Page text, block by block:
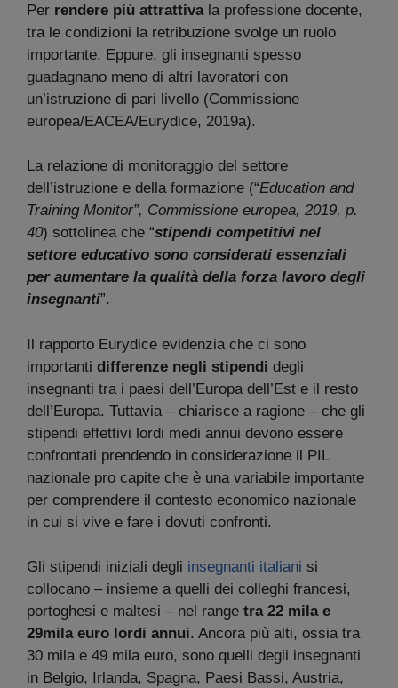
Per rendere più attrattivala professione docente,
tra le condizioni la retribuzione svolge un ruolo
importante. Eppure, gli insegnanti spesso
guadagnano meno di altri lavoratori con
un’istruzione di pari livello (Commissione
europea/EACEA/Eurydice, 2019a).
La relazione di monitoraggio del settore
dell’istruzione e della formazione (“Education and
Training Monitor”, Commissione europea, 2019, p.
40) sottolinea che “stipendi competitivi nel
settore educativo sono considerati essenziali
per aumentare la qualità della forza lavoro degli
insegnanti”.
Il rapporto Eurydice evidenzia che ci sono
importanti differenze negli stipendi degli
insegnanti tra i paesi dell’Europa dell’Est e il resto
dell’Europa. Tuttavia – chiarisce a ragione – che gli
stipendi effettivi lordi medi annui devono essere
confrontati prendendo in considerazione il PIL
nazionale pro capite che è una variabile importante
per comprendere il contesto economico nazionale
in cui si vive e fare i dovuti confronti.
Gli stipendi iniziali degli insegnanti italiani si
collocano – insieme a quelli dei colleghi francesi,
portoghesi e maltesi – nel range tra 22 mila e
29mila euro lordi annui. Ancora più alti, ossia tra
30 mila e 49 mila euro, sono quelli degli insegnanti
in Belgio, Irlanda, Spagna, Paesi Bassi, Austria,